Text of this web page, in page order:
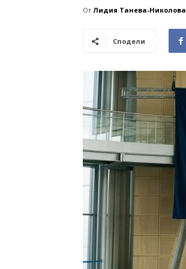
От Лидия Танева-Николова
Сподели